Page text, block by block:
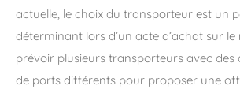
actuelle, le choix du transporteur est un
déterminant lors d’un acte d’achat sur
prévoir plusieurs transporteurs avec des
de ports différents pour proposer une